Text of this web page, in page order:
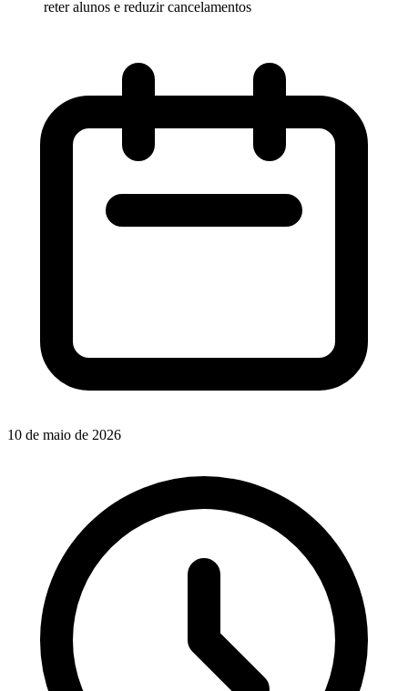
reter alunos e reduzir cancelamentos
10 de maio de 2026